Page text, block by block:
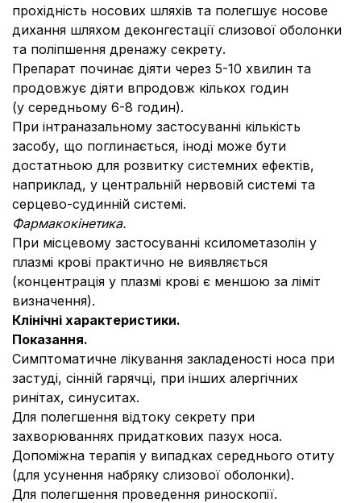
прохідність носових шляхів та полегшує носове
дихання шляхом деконгестації слизової оболонки
та поліпшення дренажу секрету.
Препарат починає діяти через 5-10 хвилин та
продовжує діяти впродовж кількох годин
(у середньому 6-8 годин).
При інтраназальному застосуванні кількість
засобу, що поглинається, іноді може бути
достатньою для розвитку системних ефектів,
наприклад, у центральній нервовій системі та
серцево-судинній системі.
Фармакокінетика.
При місцевому застосуванні ксилометазолін у
плазмі крові практично не виявляється
(концентрація у плазмі крові є меншою за ліміт
визначення).
Клінічні характеристики.
Показання.
Симптоматичне лікування закладеності носа при
застуді, сінній гарячці, при інших алергічних
ринітах, синуситах.
Для полегшення відтоку секрету при
захворюваннях придаткових пазух носа.
Допоміжна терапія у випадках середнього отиту
(для усунення набряку слизової оболонки).
Для полегшення проведення риноскопії.